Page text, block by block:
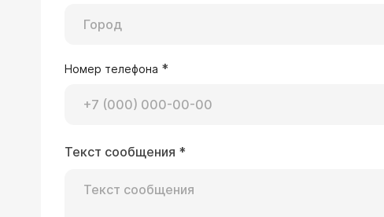
Номер телефона *
Текст сообщения *